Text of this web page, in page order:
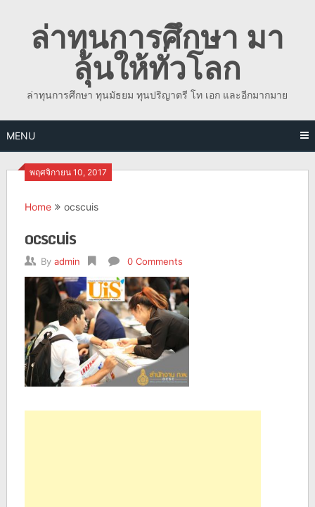
contentล่าทุนการศึกษา มา
ลุ้นให้ทั่วโลก
ล่าทุนการศึกษา ทุนมัธยม ทุนปริญาตรี โท เอก และอีกมากมาย
MENU
พฤศจิกายน 10, 2017
Home ocscuis
ocscuis
By admin 0 Comments